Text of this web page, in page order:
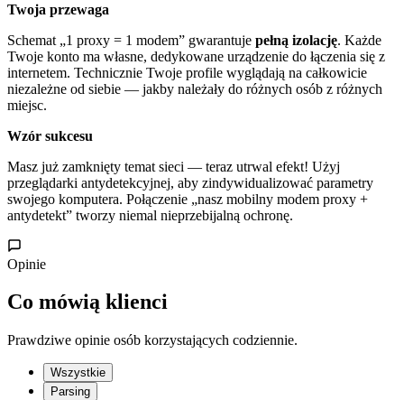
Twoja przewaga
Schemat „1 proxy = 1 modem” gwarantuje pełną izolację. Każde
Twoje konto ma własne, dedykowane urządzenie do łączenia się z
internetem. Technicznie Twoje profile wyglądają na całkowicie
niezależne od siebie — jakby należały do różnych osób z różnych
miejsc.
Wzór sukcesu
Masz już zamknięty temat sieci — teraz utrwal efekt! Użyj
przeglądarki antydetekcyjnej, aby zindywidualizować parametry
swojego komputera. Połączenie „nasz mobilny modem proxy +
antydetekt” tworzy niemal nieprzebijalną ochronę.
Opinie
Co mówią klienci
Prawdziwe opinie osób korzystających codziennie.
Wszystkie
Parsing